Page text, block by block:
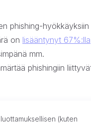
phishing-hyökkäyksiin
on lisääntynyt 67%:lla
mm.
phishingiin
(kuten